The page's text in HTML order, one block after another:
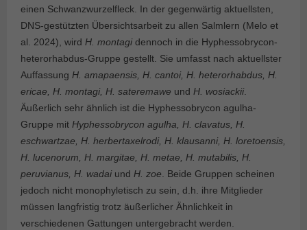
einen Schwanzwurzelfleck. In der gegenwärtig aktuellsten,
DNS-gestützten Übersichtsarbeit zu allen Salmlern (Melo et
al. 2024), wird H. montagidennoch in die Hyphessobrycon-
heterorhabdus-Gruppe gestellt. Sie umfasst nach aktuellster
Auffassung H. amapaensis, H. cantoi, H. heterorhabdus, H.
ericae, H. montagi, H. sateremawe und H. wosiackii.
Äußerlich sehr ähnlich ist die Hyphessobrycon agulha-
Gruppe mit Hyphessobrycon agulha, H. clavatus, H.
eschwartzae, H. herbertaxelrodi, H. klausanni, H. loretoensis,
H. lucenorum, H. margitae, H. metae, H. mutabilis, H.
peruvianus, H. wadaiund H. zoe . Beide Gruppen scheinen
jedoch nicht monophyletisch zu sein, d.h. ihre Mitglieder
müssen langfristig trotz äußerlicher Ähnlichkeit in
verschiedenen Gattungen untergebracht werden.